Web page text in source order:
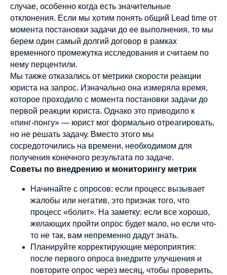
случае, особенно когда есть значительные
отклонения. Если мы хотим понять общий Lead time от
момента постановки задачи до ее выполнения, то мы
берем один самый долгий договор в рамках
временного промежутка исследования и считаем по
нему перцентили.
Мы также отказались от метрики скорости реакции
юриста на запрос. Изначально она измеряла время,
которое проходило с момента постановки задачи до
первой реакции юриста. Однако это приводило к
«пинг-понгу» — юрист мог формально отреагировать,
но не решать задачу. Вместо этого мы
сосредоточились на времени, необходимом для
получения конечного результата по задаче.
Советы по внедрению и мониторингу метрик
Начинайте с опросов: если процесс вызывает
жалобы или негатив, это признак того, что
процесс «болит». На заметку: если все хорошо,
желающих пройти опрос будет мало, но если что-
то не так, вам непременно дадут знать.
Планируйте корректирующие мероприятия:
после первого опроса внедрите улучшения и
повторите опрос через месяц, чтобы проверить,